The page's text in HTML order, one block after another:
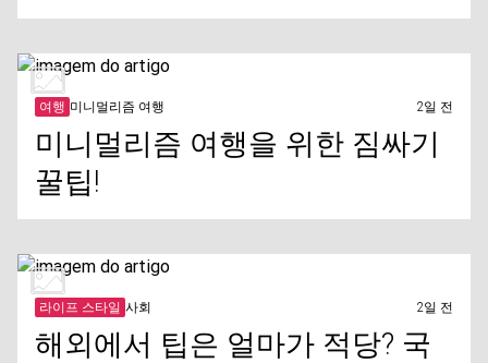
여행 미니멀리즘 여행 2일 전
미니멀리즘 여행을 위한 짐싸기
꿀팁!
라이프 스타일 사회 2일 전
해외에서 팁은 얼마가 적당? 국